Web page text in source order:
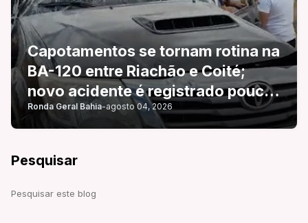
Capotamentos se tornam rotina na
BA-120 entre Riachão e Coité;
novo acidente é registrado pouco
mais de 24 horas após o anterior
Ronda Geral Bahia-agosto 04, 2026
Pesquisar